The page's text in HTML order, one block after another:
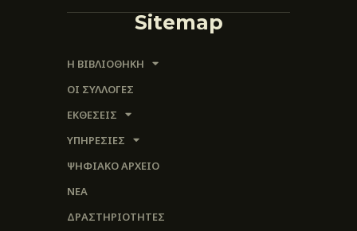
Sitemap
Η ΒΙΒΛΙΟΘΗΚΗ
ΟΙ ΣΥΛΛΟΓΈΣ
ΕΚΘΕΣΕΙΣ
ΥΠΗΡΕΣΙΕΣ
ΨΗΦΙΑΚΌ ΑΡΧΕΊΟ
ΝΕΑ
ΔΡΑΣΤΗΡΙΟΤΗΤΕΣ